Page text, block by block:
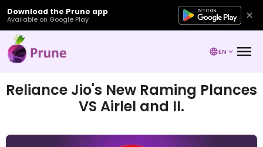
Download the Prune app
Available on Google Play
EN
Reliance Jio's New Raming Plances
VS Airlel and II.